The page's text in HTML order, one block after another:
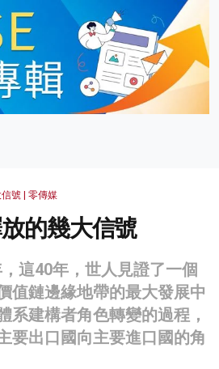
號 | 零傳媒
的幾大信號
這40年，世人見證了一個
值鏈邊緣地帶的最大發展中
系建構者角色轉變的過程，
要出口國向主要進口國的角